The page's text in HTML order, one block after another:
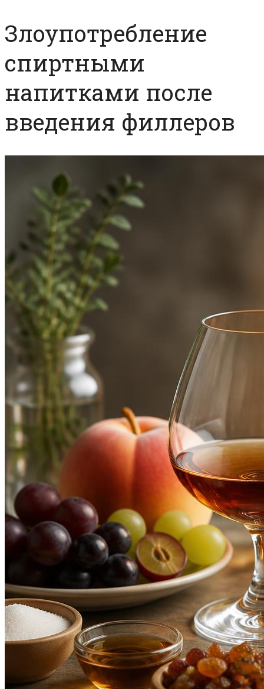
Злоупотребление
спиртными
напитками после
введения филлеров